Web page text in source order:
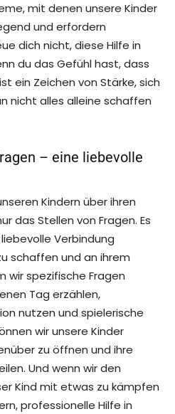
mit denen unsere Kinder
und erfordern
dich nicht, diese Hilfe in
du das Gefühl hast, dass
ein Zeichen von Stärke, sich
nicht alles alleine schaffen
– eine liebevolle
Kindern über ihren
das Stellen von Fragen. Es
Verbindung
schaffen und an ihrem
wir spezifische Fragen
Tag erzählen,
nutzen und spielerische
wir unsere Kinder
zu öffnen und ihre
Und wenn wir den
Kind mit etwas zu kämpfen
professionelle Hilfe in